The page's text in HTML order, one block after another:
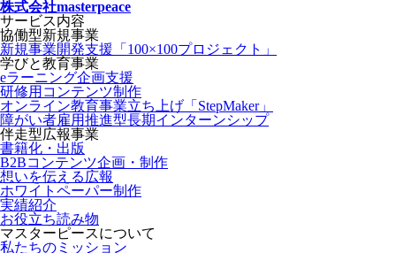
株式会社masterpeace
サービス内容
協働型新規事業
新規事業開発支援「100×100プロジェクト」
学びと教育事業
eラーニング企画支援
研修用コンテンツ制作
オンライン教育事業立ち上げ「StepMaker」
障がい者雇用推進型長期インターンシップ
伴走型広報事業
書籍化・出版
B2Bコンテンツ企画・制作
想いを伝える広報
ホワイトペーパー制作
実績紹介
お役立ち読み物
マスターピースについて
私たちのミッション